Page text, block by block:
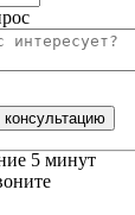
консультацию
5 минут